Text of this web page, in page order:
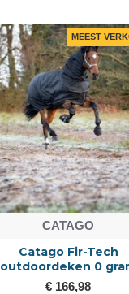
MEEST
CATAGO
Catago Fir-Tech
outdoordeken 0
€ 166,98